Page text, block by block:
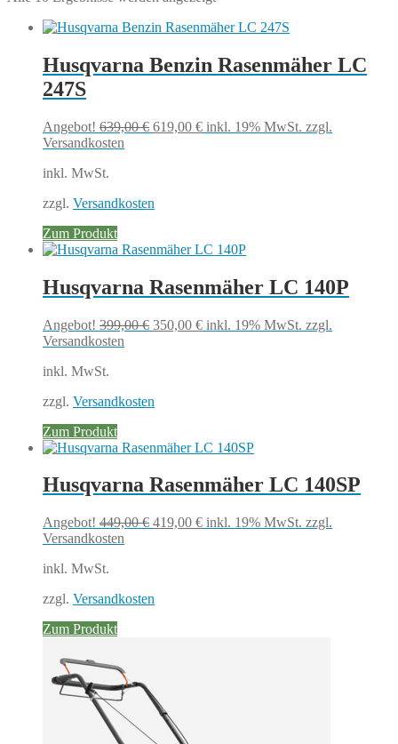
Husqvarna Benzin Rasenmäher LC
247S
Angebot! 639,00€ Ursprünglicher
619,00 €Aktueller
inkl. 19% MwSt. zzgl.
Versandkosten
inkl. MwSt.
zzgl. Versandkosten
Zum Produkt
Husqvarna Rasenmäher LC 140P
Angebot! 399,00€ Ursprünglicher
350,00 €Aktueller
inkl. 19% MwSt. zzgl.
Versandkosten
inkl. MwSt.
zzgl. Versandkosten
Zum Produkt
Husqvarna Rasenmäher LC 140SP
Angebot! 449,00€ Ursprünglicher
419,00 €Aktueller
inkl. 19% MwSt. zzgl.
Versandkosten
inkl. MwSt.
zzgl. Versandkosten
Zum Produkt